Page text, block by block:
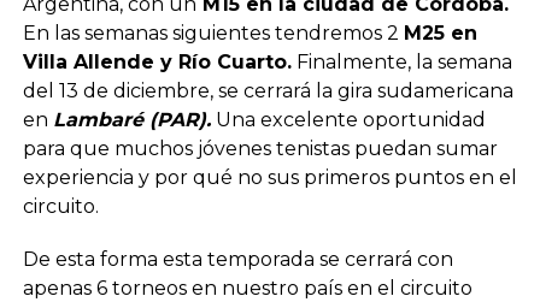
En las semanas siguientes tendremos 2 M25 en
Villa Allende y Río Cuarto.Finalmente, la semana
del 13 de diciembre, se cerrará la gira sudamericana
en Lambaré (PAR).Una excelente oportunidad
para que muchos jóvenes tenistas puedan sumar
experiencia y por qué no sus primeros puntos en el
circuito.
De esta forma esta temporada se cerrará con
apenas 6 torneos en nuestro país en el circuito